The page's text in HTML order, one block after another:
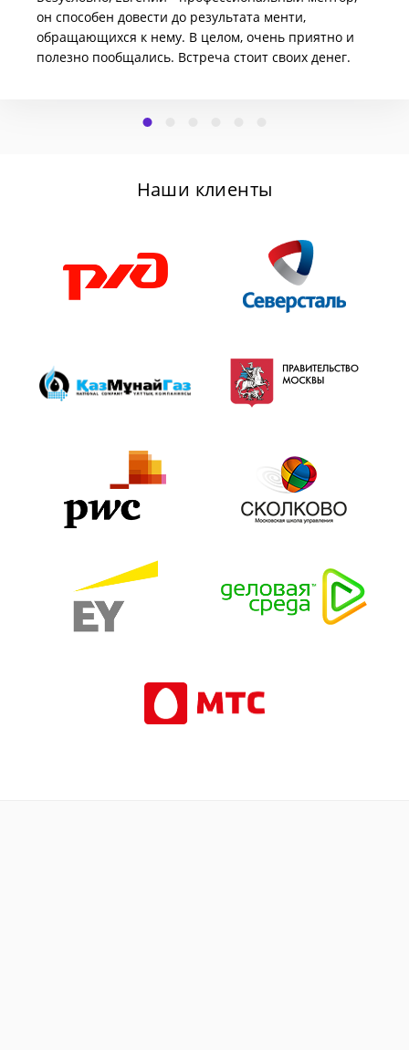
он способен довести до результата менти,
обращающихся к нему. В целом, очень приятно и
полезно пообщались. Встреча стоит своих денег.
Наши клиенты